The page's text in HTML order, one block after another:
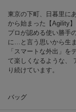
東京の下町、日暮里に
から始まった【Agility】
プロが認める使い勝手
に…と言う思いから生
「スマートな外出」を
て楽しくなるような、
り続けています。
バッグ